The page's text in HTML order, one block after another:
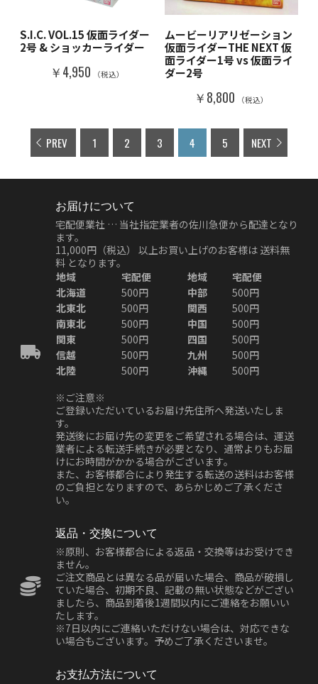
S.I.C. VOL.15 仮面ライダー
2号 & ショッカーライダー
￥4,950 （税込）
ムービーリアリゼーション
仮面ライダーTHE NEXT 仮
面ライダー1号 vs 仮面ライ
ダー2号
￥8,800 （税込）
PREV 1 2 3 4 5 NEXT
お届けについて
宅配便業社 … 当社指定業者の佐川急便から配達となり
ます。
11,000円（税込）
以上お買い上げのお客様は 送料無
料 となります。
地域
宅配便 地域
宅配便
北海道
500円 中部
500円
北東北
500円 関西
500円
南東北
500円 中国
500円
関東
500円 四国
500円
信越
500円 九州
500円
北陸
500円 沖縄
500円
※ご注意※
ご登録いただいているお届け先住所へ発送いたしま
す。
発送後にお届け先の変更をご希望される場合は、運送
業者による転送手続きが必要となり、通常よりもお届
けにお時間がかかる場合がございます。
また、お客様都合により発生する転送の送料はお客様
のご負担となりますので、あらかじめご了承くださ
い。
返品・交換について
※原則、お客様都合による返品・交換等はお受けでき
ません。
ご注文商品とは異なる品が届いた場合、商品が破損し
ていた場合、初期不良、記載の無い状態などがござい
ましたら、商品到着後1週間以内にご連絡をお願いい
たします。
※7日以内にご連絡いただけない場合は、対応できな
い場合もございます。予めご了承くださいませ。
お支払方法について